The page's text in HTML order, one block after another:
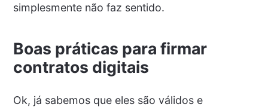
simplesmente não faz sentido.
Boas práticas para firmar
contratos digitais
Ok, já sabemos que eles são válidos e